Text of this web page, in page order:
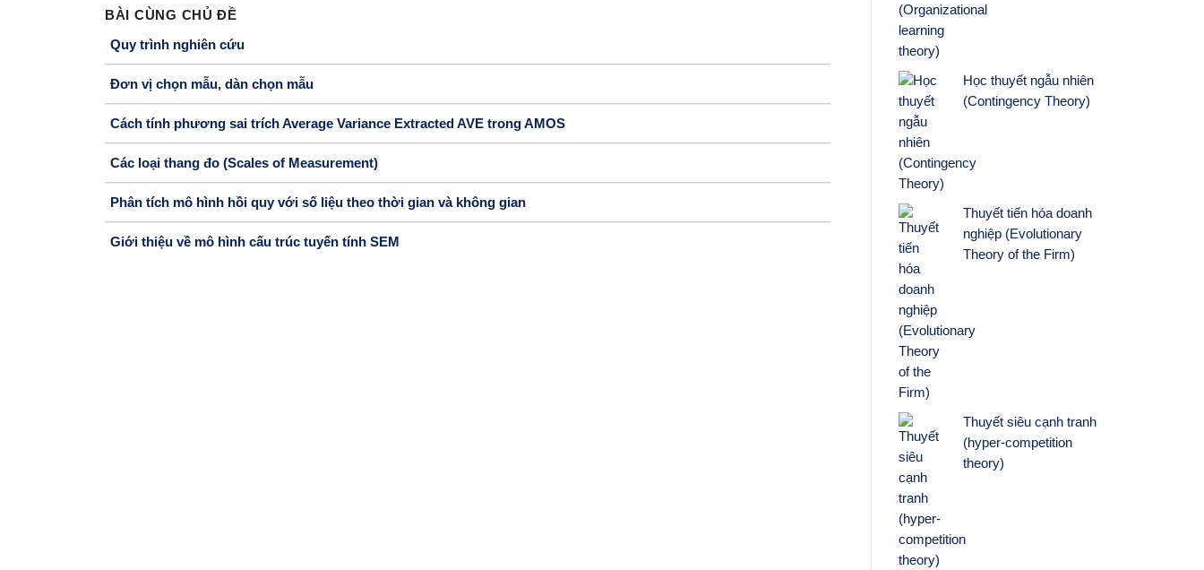
BÀI CÙNG CHỦ ĐỀ
Quy trình nghiên cứu
Đơn vị chọn mẫu, dàn chọn mẫu
Cách tính phương sai trích Average Variance Extracted AVE trong AMOS
Các loại thang đo (Scales of Measurement)
Phân tích mô hình hồi quy với số liệu theo thời gian và không gian
Giới thiệu về mô hình cấu trúc tuyến tính SEM
Học thuyết ngẫu nhiên
(Contingency Theory)
Thuyết tiến hóa doanh
nghiệp (Evolutionary
Theory of the Firm)
Thuyết siêu cạnh tranh
(hyper-competition
theory)